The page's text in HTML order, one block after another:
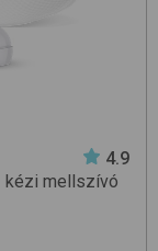
4.9
kézi mellszívó